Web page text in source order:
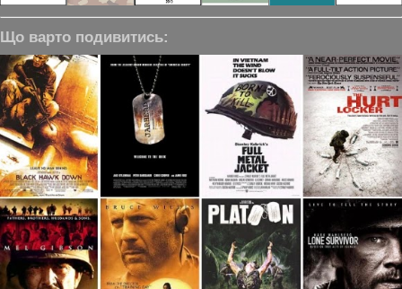
Що варто подивитись: